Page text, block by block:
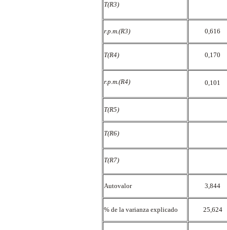
T(R3)
r.p.m.(R3) 0,616
T(R4) 0,170
r.p.m.(R4) 0,101
T(R5)
T(R6)
T(R7)
Autovalor 3,844
% de la varianza explicado 25,624